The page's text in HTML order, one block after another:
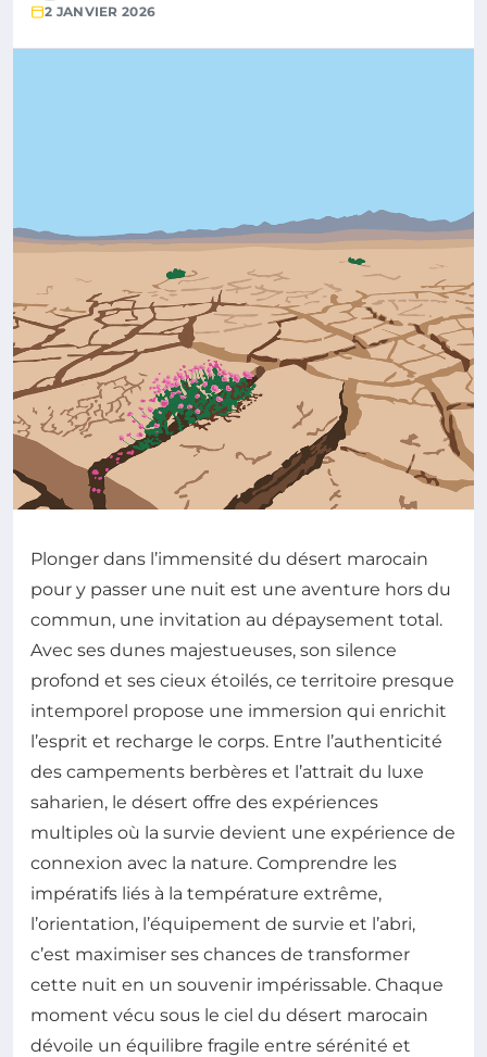
2 JANVIER 2026
Plonger dans l’immensité du désert marocain
pour y passer une nuit est une aventure hors du
commun, une invitation au dépaysement total.
Avec ses dunes majestueuses, son silence
profond et ses cieux étoilés, ce territoire presque
intemporel propose une immersion qui enrichit
l’esprit et recharge le corps. Entre l’authenticité
des campements berbères et l’attrait du luxe
saharien, le désert offre des expériences
multiples où la survie devient une expérience de
connexion avec la nature. Comprendre les
impératifs liés à la température extrême,
l’orientation, l’équipement de survie et l’abri,
c’est maximiser ses chances de transformer
cette nuit en un souvenir impérissable. Chaque
moment vécu sous le ciel du désert marocain
dévoile un équilibre fragile entre sérénité et